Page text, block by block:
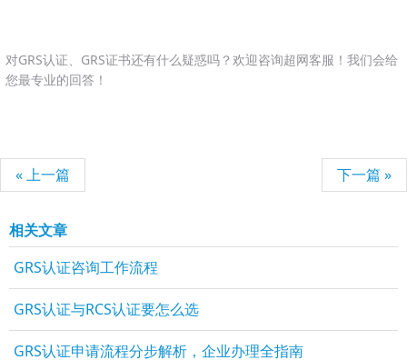
对GRS认证、GRS证书还有什么疑惑吗？欢迎咨询超网客服！我们会给
您最专业的回答！
« 上一篇 下一篇 »
相关文章
GRS认证咨询工作流程
GRS认证与RCS认证要怎么选
GRS认证申请流程分步解析，企业办理全指南